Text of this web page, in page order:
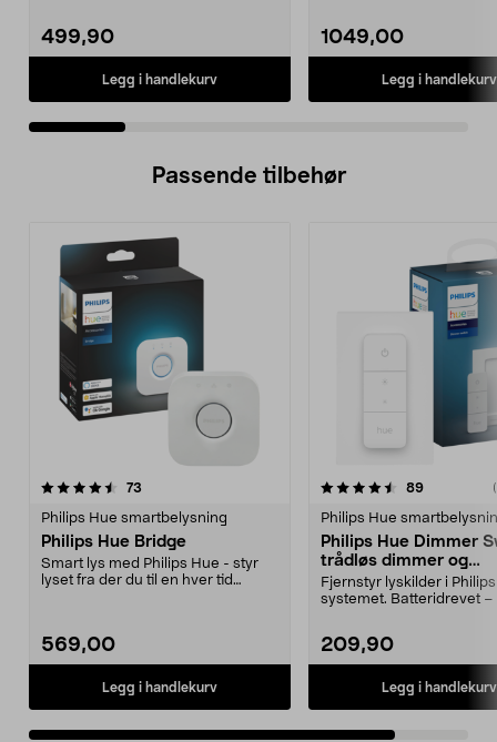
499,90
Legg i handlekurv
1049,00
Legg i handlekurv
Passende tilbehør
73
Philips Hue smartbelysning
Philips Hue Bridge
Smart lys med Philips Hue - styr
lyset fra der du til en hver tid
569,00
Legg i handlekurv
4.5av 5 stjerner 89
Philips Hue
Philips Hue Dimmer
trådløs dimmer og
fjernkontroll
Fjernstyr lyskilder i
systemet. Batteridrevet –
209,90
Legg i handlekurv